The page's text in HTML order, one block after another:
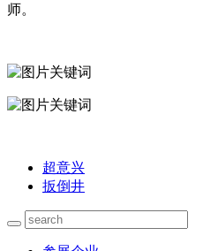
师。
超意兴
扳倒井